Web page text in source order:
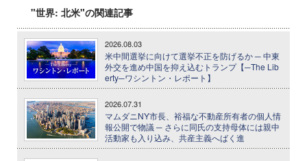
"世界: 北米"の関連記事
2026.08.03
米中間選挙に向けて選挙不正を防げるか ─ 中東
外交を進め中国を抑え込むトランプ【─The Lib
erty─ワシントン・レポート】
2026.07.31
マムダニNY市長、裕福な不動産所有者の個人情
報公開で物議 ─ さらに同氏の支持母体には親中
活動家も入り込み、共産主義へばく進